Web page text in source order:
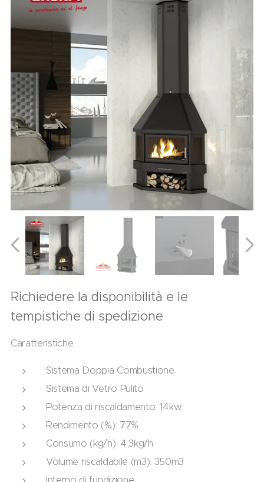
Richiedere la disponibilità e le
tempistiche di spedizione
Caratteristiche
Sistema Doppia Combustione
Sistema di Vetro Pulito
Potenza di riscaldamento: 14kw
Rendimento (%): 77%
Consumo (kg/h): 4,3kg/h
Volume riscaldabile (m3): 350m3
Interno di fundizione